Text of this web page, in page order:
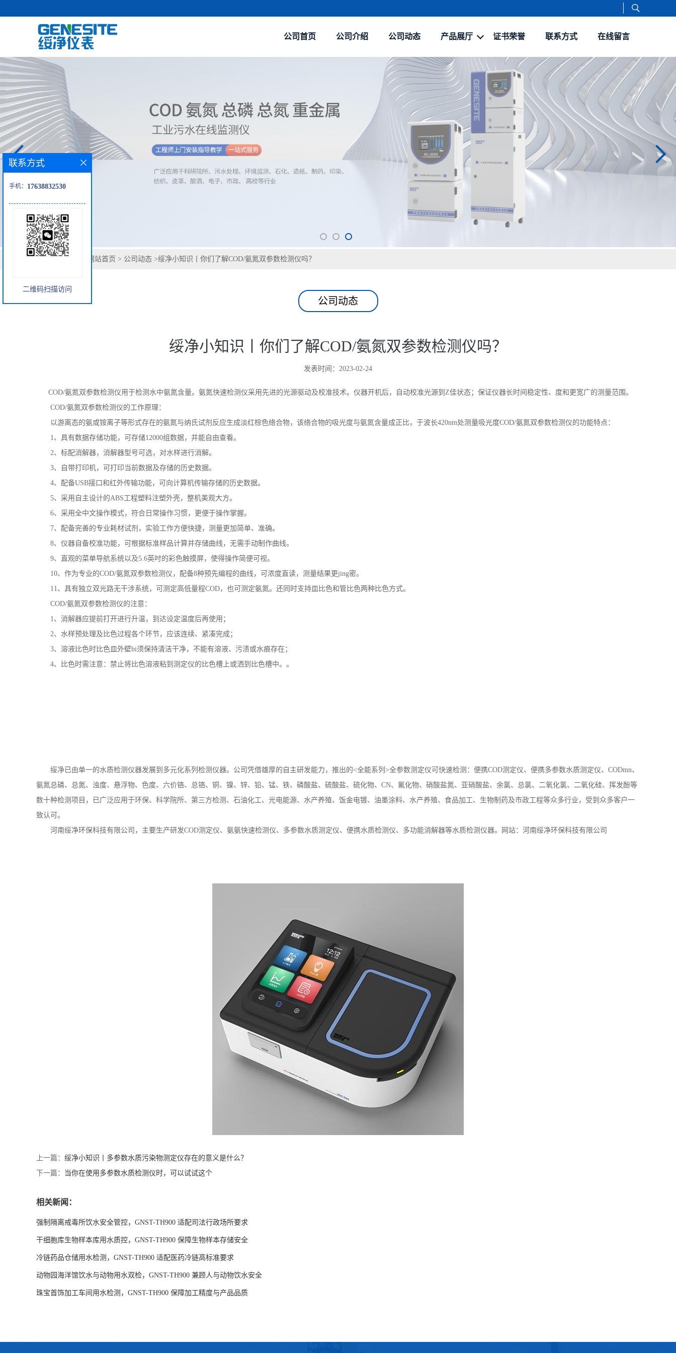
公司首页 公司介绍 公司动态 产品展厅 证书荣誉 联系方式 在线留言
网站首页 > 公司动态 >绥净小知识丨你们了解COD/氨氮双参数检测仪吗？
公司动态
绥净小知识丨你们了解COD/氨氮双参数检测仪吗？
发表时间：2023-02-24
COD/氨氮双参数检测仪用于检测水中氨氮含量。氨氮快速检测仪采用先进的光源驱动及校准技术。仪器开机后，自动校准光源到Z佳状态；保证仪器长时间稳定性、度和更宽广的测量范围。
COD/氨氮双参数检测仪的工作原理：
以游离态的氨或铵离子等形式存在的氨氮与纳氏试剂反应生成淡红棕色络合物，该络合物的吸光度与氨氮含量成正比，于波长420nm处测量吸光度COD/氨氮双参数检测仪的功能特点：
1、具有数据存储功能，可存储12000组数据，并能自由查看。
2、标配消解器，消解器型号可选，对水样进行消解。
3、自带打印机，可打印当前数据及存储的历史数据。
4、配备USB接口和红外传输功能，可向计算机传输存储的历史数据。
5、采用自主设计的ABS工程塑料注塑外壳，整机美观大方。
6、采用全中文操作模式，符合日常操作习惯，更便于操作掌握。
7、配备完善的专业耗材试剂，实验工作方便快捷，测量更加简单、准确。
8、仪器自备校准功能，可根据标准样品计算并存储曲线，无需手动制作曲线。
9、直观的菜单导航系统以及5.6英吋的彩色触摸屏，使得操作简便可视。
10、作为专业的COD/氨氮双参数检测仪，配备8种预先编程的曲线，可浓度直读，测量结果更jing密。
11、具有独立双光路无干涉系统，可测定高低量程COD，也可测定氨氮。还同时支持皿比色和管比色两种比色方式。
COD/氨氮双参数检测仪的注意：
1、消解器应提前打开进行升温，到达设定温度后再使用；
2、水样预处理及比色过程各个环节，应该连续、紧凑完成；
3、溶液比色时比色皿外壁bi须保持清洁干净，不能有溶液、污渍或水痕存在；
4、比色时需注意：禁止将比色溶液粘到测定仪的比色槽上或洒到比色槽中。。
绥净已由单一的水质检测仪器发展到多元化系列检测仪器。公司凭借雄厚的自主研发能力，推出的<全能系列>全参数测定仪可快速检测：便携COD测定仪、便携多参数水质测定仪、CODmn、
氨氮总磷、总氮、浊度、悬浮物、色度、六价铬、总铬、铜、镍、锌、铅、锰、铁、磷酸盐、硫酸盐、硫化物、CN、氟化物、硝酸盐氮、亚硝酸盐、余氯、总氯、二氧化氯、二氧化硅、挥发酚等
数十种检测项目，已广泛应用于环保、科学院所、第三方检测、石油化工、光电能源、水产养殖、饭金电镀、油墨涂料、水产养殖、食品加工、生物制药及市政工程等众多行业，受到众多客户一
致认可。
河南绥净环保科技有限公司，主要生产研发COD测定仪、氨氨快速检测仪、多参数水质测定仪、便携水质检测仪、多功能消解器等水质检测仪器。网站：河南绥净环保科技有限公司
上一篇： 绥净小知识丨多参数水质污染物测定仪存在的意义是什么？
下一篇：
当你在使用多参数水质检测仪时，可以试试这个
相关新闻：
强制隔离戒毒所饮水安全管控，GNST-TH900 适配司法行政场所要求
干细胞库生物样本库用水质控，GNST-TH900 保障生物样本存储安全
冷链药品仓储用水检测，GNST-TH900 适配医药冷链高标准要求
动物园海洋馆饮水与动物用水双检，GNST-TH900 兼顾人与动物饮水安全
珠宝首饰加工车间用水检测，GNST-TH900 保障加工精度与产品品质
联系方式
手机： 17638832530
二维码扫描访问